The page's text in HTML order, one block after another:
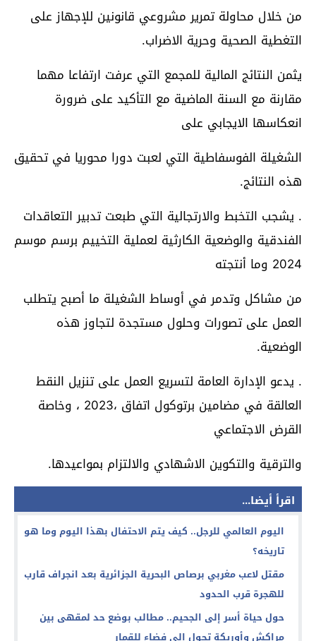
من خلال محاولة تمرير مشروعي قانونين للإجهاز على
التغطية الصحية وحرية الاضراب.
يثمن النتائج المالية للمجمع التي عرفت ارتفاعا مهما
مقارنة مع السنة الماضية مع التأكيد على ضرورة
انعكاسها الايجابي على
الشغيلة الفوسفاطية التي لعبت دورا محوريا في تحقيق
هذه النتائج.
. يشجب التخبط والارتجالية التي طبعت تدبير التعاقدات
الفندقية والوضعية الكارثية لعملية التخييم برسم موسم
2024 وما أنتجته
من مشاكل وتدمر في أوساط الشغيلة ما أصبح يتطلب
العمل على تصورات وحلول مستجدة لتجاوز هذه
الوضعية.
. يدعو الإدارة العامة لتسريع العمل على تنزيل النقط
العالقة في مضامين برتوكول اتفاق ،2023 ، وخاصة
القرض الاجتماعي
والترقية والتكوين الاشهادي والالتزام بمواعيدها.
اقرأ أيضا...
اليوم العالمي للرجل.. كيف يتم الاحتفال بهذا اليوم وما هو
تاريخه؟
مقتل لاعب مغربي برصاص البحرية الجزائرية بعد انجراف قارب
للهجرة قرب الحدود
حول حياة أسر إلى الجحيم.. مطالب بوضع حد لمقهى بين
مراكش وأوريكة تحول إلى فضاء للقمار